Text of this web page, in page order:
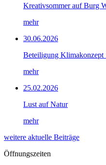
Kreativsommer auf Burg
mehr
30.06.2026
Beteiligung Klimakonzept
mehr
25.02.2026
Lust auf Natur
mehr
weitere aktuelle Beiträge
Öffnungszeiten